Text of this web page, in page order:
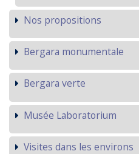
Nos propositions
Bergara monumentale
Bergara verte
Musée Laboratorium
Visites dans les environs